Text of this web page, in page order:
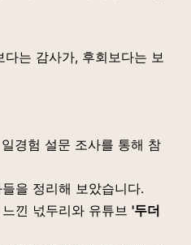
는 감사가, 후회보다는 보
경험 설문 조사를 통해 참
을 정리해 보았습니다.
낀 넋두리와 유튜브 '두더